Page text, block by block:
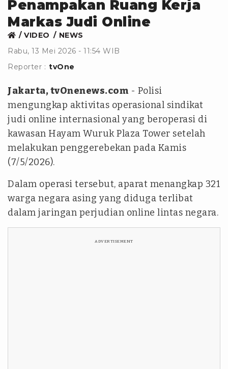
Penampakan Ruang Kerja
Markas Judi Online
VIDEO
NEWS
Rabu, 13 Mei 2026 - 11:54 WIB
Reporter : tvOne
Jakarta, tvOnenews.com - Polisi
mengungkap aktivitas operasional sindikat
judi online internasional yang beroperasi di
kawasan Hayam Wuruk Plaza Tower setelah
melakukan penggerebekan pada Kamis
(7/5/2026).
Dalam operasi tersebut, aparat menangkap 321
warga negara asing yang diduga terlibat
dalam jaringan perjudian online lintas negara.
ADVERTISEMENT